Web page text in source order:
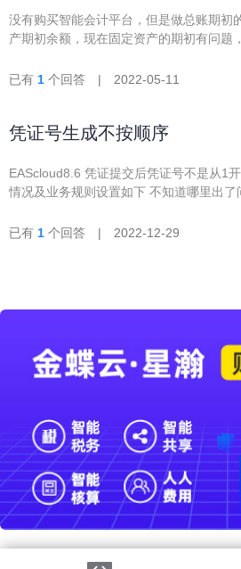
没有购买智能会计平台，但是做总账期初
产期初余额，现在固定资产的期初有问题
已有 1 个回答 | 2022-05-11
凭证号生成不按顺序
EAScloud8.6 凭证提交后凭证号不是从1
情况及业务规则设置如下 不知道哪里出了
已有 1 个回答 | 2022-12-29